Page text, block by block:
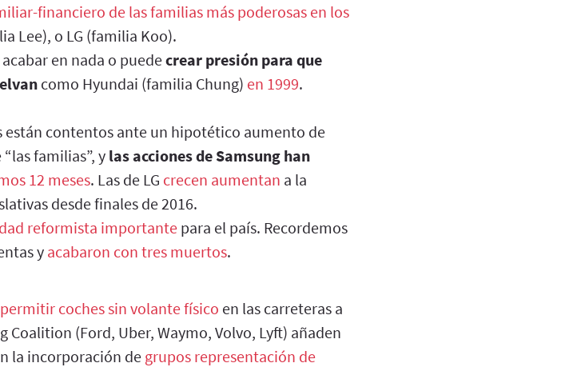
financiero de las familias más poderosas en los
Lee), o LG (familia Koo).
en nada o puedecrear presión para que
como Hyundai (familia Chung) en 1999.
están contentos ante un hipotético aumento de
familias”, y las acciones de Samsung han
12 meses. Las de LG crecen aumentan a la
desde finales de 2016.
reformista importantepara el país. Recordemos
y acabaron con tres muertos.
permitir coches sin volante físico en las carreteras a
Coalition (Ford, Uber, Waymo, Volvo, Lyft) añaden
la incorporación de grupos representación de